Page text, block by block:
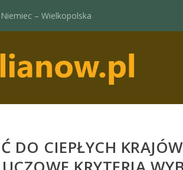
– Wielkopolska
DO CIEPŁYCH